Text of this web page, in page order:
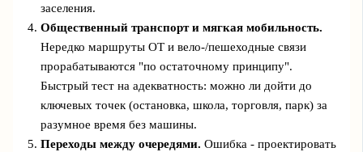
заселения.
Общественный транспорт и мягкая мобильность.
Нередко маршруты ОТ и вело‑/пешеходные связи
прорабатываются "по остаточному принципу".
Быстрый тест на адекватность: можно ли дойти до
ключевых точек (остановка, школа, торговля, парк) за
разумное время без машины.
Переходы между очередями. Ошибка - проектировать